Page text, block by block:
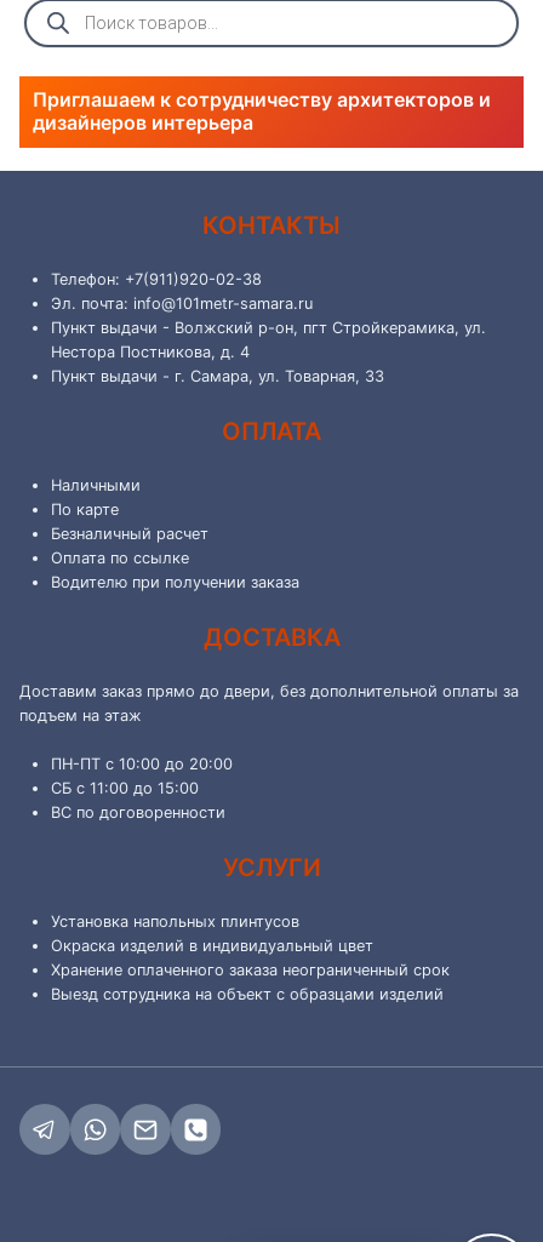
Поиск
товаров
Приглашаем к сотрудничеству архитекторов и
дизайнеров интерьера
КОНТАКТЫ
Телефон: +7(911)920-02-38
Эл. почта: info@101metr-samara.ru
Пункт выдачи - Волжский р-он, пгт Стройкерамика, ул.
Нестора Постникова, д. 4
Пункт выдачи - г. Самара, ул. Товарная, 33
ОПЛАТА
Наличными
По карте
Безналичный расчет
Оплата по ссылке
Водителю при получении заказа
ДОСТАВКА
Доставим заказ прямо до двери, без дополнительной оплаты за
подъем на этаж
ПН-ПТ с 10:00 до 20:00
СБ с 11:00 до 15:00
ВС по договоренности
УСЛУГИ
Установка напольных плинтусов
Окраска изделий в индивидуальный цвет
Хранение оплаченного заказа неограниченный срок
Выезд сотрудника на объект с образцами изделий